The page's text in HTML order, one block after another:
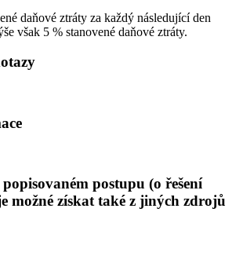
daňové ztráty za každý následující den
však 5 % stanovené daňové ztráty.
postupu (o řešení
možné získat také z jiných zdrojů